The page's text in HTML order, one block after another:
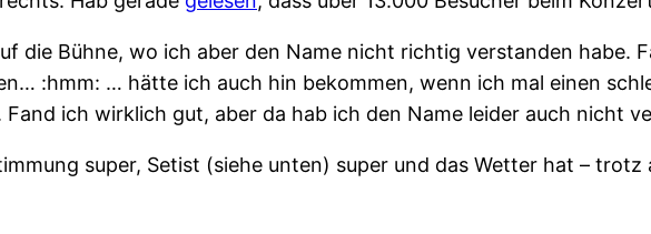
die Bühne, wo ich aber den Name nicht richtig verstanden habe.
:hmm: … hätte ich auch hin bekommen, wenn ich mal einen
ich wirklich gut, aber da hab ich den Name leider auch nicht
super, Setist (siehe unten) super und das Wetter hat –